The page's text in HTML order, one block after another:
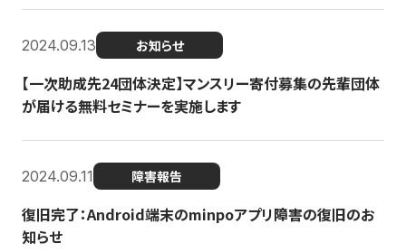
2024.09.13 お知らせ
【一次助成先24団体決定】マンスリー寄付募集の先輩団体
が届ける無料セミナーを実施します
2024.09.11 障害報告
復旧完了：Android端末のminpoアプリ障害の復旧のお
知らせ